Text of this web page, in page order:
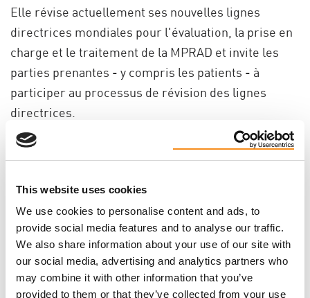
This website uses cookies
We use cookies to personalise content and ads, to
provide social media features and to analyse our traffic.
We also share information about your use of our site with
our social media, advertising and analytics partners who
may combine it with other information that you’ve
provided to them or that they’ve collected from your use
Elle révise actuellement ses nouvelles lignes
directrices mondiales pour l'évaluation, la prise en
charge et le traitement de la MPRAD et invite les
parties prenantes - y compris les patients - à
participer au processus de révision des lignes
directrices.
Si vous souhaitez participer à la révision de ces
lignes directrices, le délai a été prolongé jusqu'au
1er décembre 2023. Vous pouvez
commentaires sur leur site web, ici.
Aimez-vous cette page?